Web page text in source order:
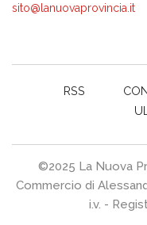
sito@lanuovaprovincia.it
RSS
©2025 La Nuova
Commercio di
i.v. -